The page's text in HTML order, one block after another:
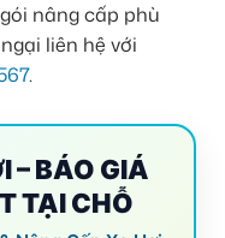
nâng cấp phù
liên hệ với
.
– BÁO GIÁ
TẠI CHỖ